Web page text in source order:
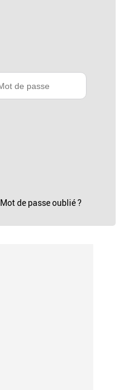
Mot de passe oublié ?